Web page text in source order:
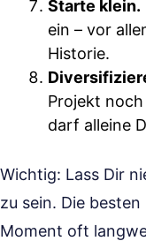
Starte klein.
ein – vor
Historie.
Projekt
darf alleine
Wichtig: Lass Dir
zu sein. Die
Moment oft